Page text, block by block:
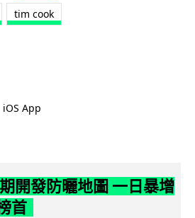
tim cook
iOS App
開發防曬地圖 一日暴增
首